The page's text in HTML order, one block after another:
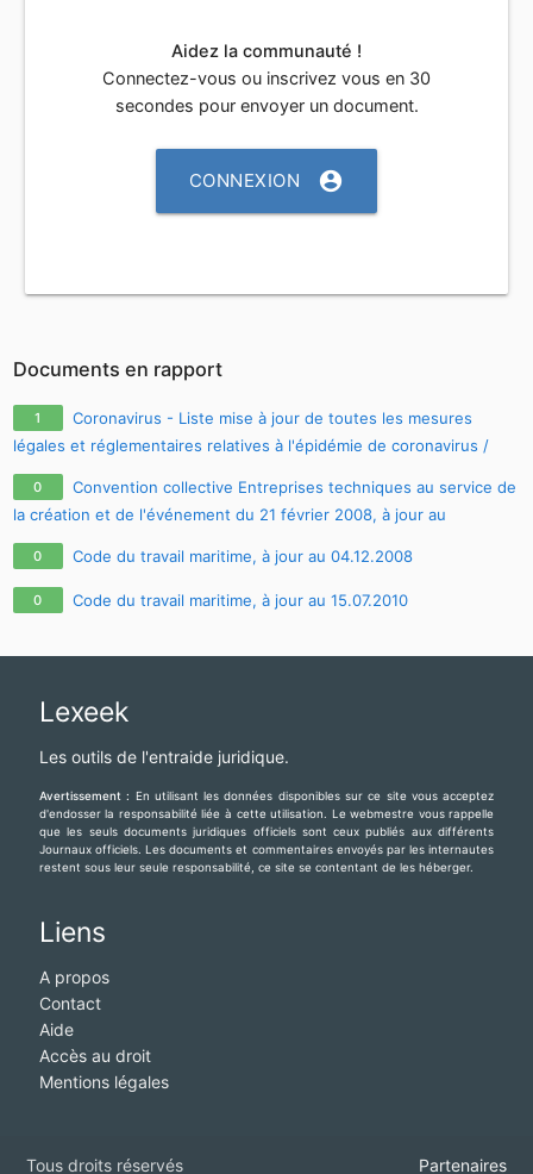
Aidez la communauté !
Connectez-vous ou inscrivez vous en 30
secondes pour envoyer un document.
CONNEXION account_circle
Documents en rapport
1
Coronavirus - Liste mise à jour de toutes les mesures
légales et réglementaires relatives à l'épidémie de coronavirus /
covid-19 / sars-cov-2
0
Convention collective Entreprises techniques au service de
la création et de l'événement du 21 février 2008, à jour au
27.04.2009
0 Code du travail maritime, à jour au 04.12.2008
0 Code du travail maritime, à jour au 15.07.2010
Lexeek
Les outils de l'entraide juridique.
Avertissement : En utilisant les données disponibles sur ce site vous acceptez
d'endosser la responsabilité liée à cette utilisation. Le webmestre vous rappelle
que les seuls documents juridiques officiels sont ceux publiés aux différents
Journaux officiels. Les documents et commentaires envoyés par les internautes
restent sous leur seule responsabilité, ce site se contentant de les héberger.
Liens
A propos
Contact
Aide
Accès au droit
Mentions légales
Tous droits réservés Partenaires